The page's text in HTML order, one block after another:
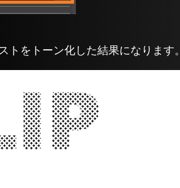
トをトーン化した結果になります。